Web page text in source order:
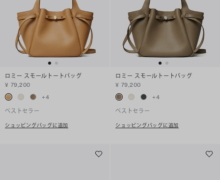
ロミー スモールトートバッグ
¥ 79,200
+4
ベストセラー
ショッピングバッグに追加
ロミー スモールトートバッグ
¥ 79,200
+4
ベストセラー
ショッピングバッグに追加